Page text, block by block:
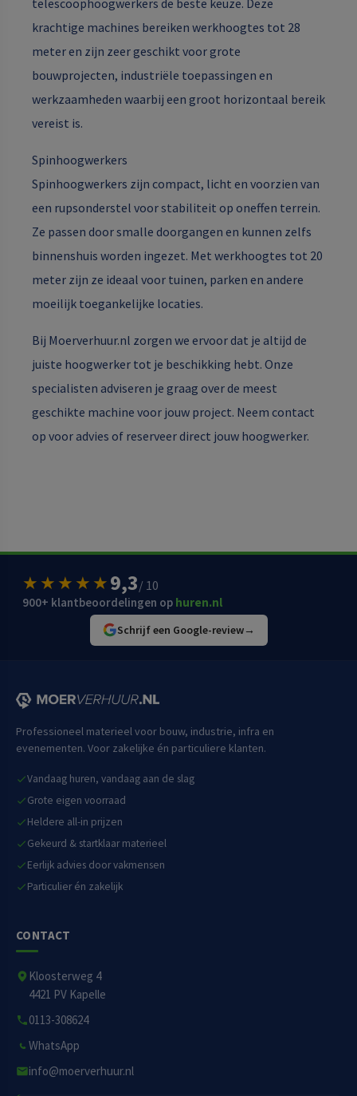
krachtige machines bereiken werkhoogtes tot 28
meter en zijn zeer geschikt voor grote
bouwprojecten, industriële toepassingen en
werkzaamheden waarbij een groot horizontaal bereik
vereist is.
Spinhoogwerkers
Spinhoogwerkers zijn compact, licht en voorzien van
een rupsonderstel voor stabiliteit op oneffen terrein.
Ze passen door smalle doorgangen en kunnen zelfs
binnenshuis worden ingezet. Met werkhoogtes tot 20
meter zijn ze ideaal voor tuinen, parken en andere
moeilijk toegankelijke locaties.
Bij Moerverhuur.nl zorgen we ervoor dat je altijd de
juiste hoogwerker tot je beschikking hebt. Onze
specialisten adviseren je graag over de meest
geschikte machine voor jouw project. Neem contact
op voor advies of reserveer direct jouw hoogwerker.
★★★★★9,3/ 10
900+ klantbeoordelingen op huren.nl
Schrijf een Google-review→
Professioneel materieel voor bouw, industrie, infra en
evenementen. Voor zakelijke én particuliere klanten.
Vandaag huren, vandaag aan de slag
Grote eigen voorraad
Heldere all-in prijzen
Gekeurd & startklaar materieel
Eerlijk advies door vakmensen
Particulier én zakelijk
CONTACT
Kloosterweg 4
4421 PV Kapelle
0113-308624
WhatsApp
info@moerverhuur.nl